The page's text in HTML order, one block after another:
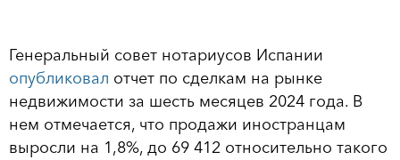
Генеральный совет нотариусов Испании
опубликовал отчет по сделкам на рынке
недвижимости за шесть месяцев 2024 года. В
нем отмечается, что продажи иностранцам
выросли на 1,8%, до 69 412 относительно такого